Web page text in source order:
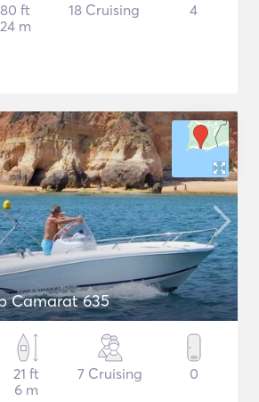
80 ft
24 m
18 Cruising 4
Camarat 635
21 ft
6 m
7 Cruising 0